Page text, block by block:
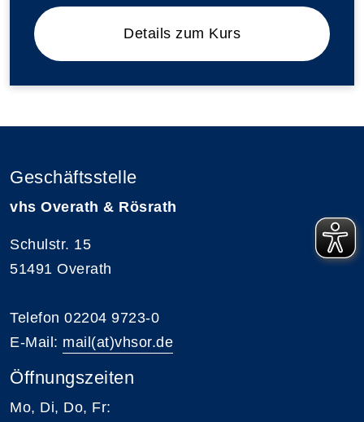
Details zum Kurs
Geschäftsstelle
vhs Overath & Rösrath
Schulstr. 15
51491 Overath
Telefon 02204 9723-0
E-Mail: mail(at)vhsor.de
Öffnungszeiten
Mo, Di, Do, Fr: